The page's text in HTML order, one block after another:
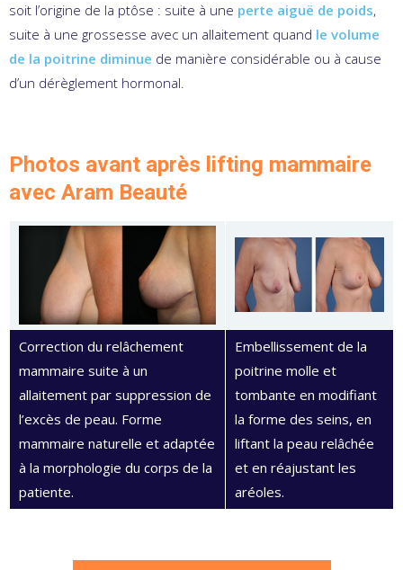
soit l’origine de la ptôse : suite à une perte aiguë de poids,
suite à une grossesse avec un allaitement quand le volume
de la poitrine diminue de manière considérable ou à cause
d’un dérèglement hormonal.
Photos avant après lifting mammaire
avec Aram Beauté
Correction du relâchement
mammaire suite à un
allaitement par suppression de
l’excès de peau. Forme
mammaire naturelle et adaptée
à la morphologie du corps de la
patiente.
Embellissement de la
poitrine molle et
tombante en modifiant
la forme des seins, en
liftant la peau relâchée
et en réajustant les
aréoles.